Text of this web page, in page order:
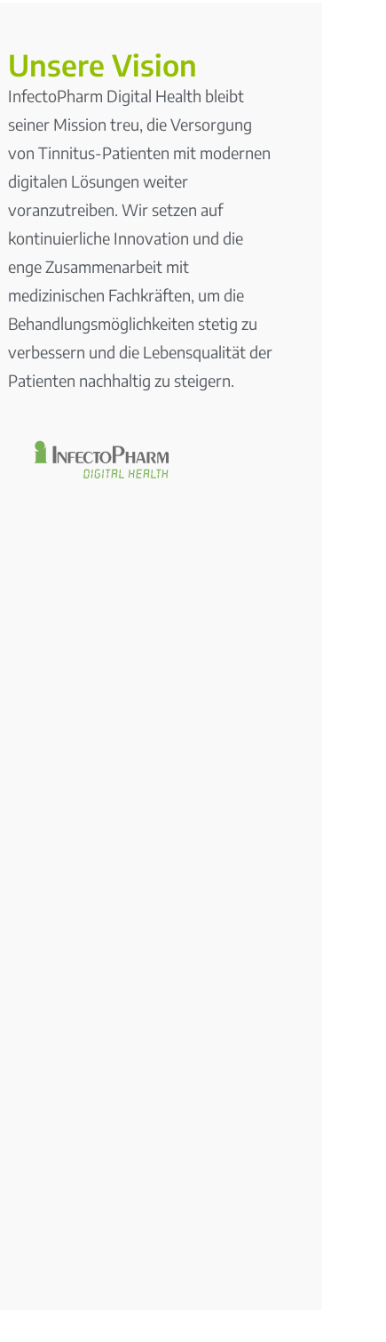
Unsere Vision
InfectoPharm Digital Health bleibt
seiner Mission treu, die Versorgung
von Tinnitus-Patienten mit modernen
digitalen Lösungen weiter
voranzutreiben. Wir setzen auf
kontinuierliche Innovation und die
enge Zusammenarbeit mit
medizinischen Fachkräften, um die
Behandlungsmöglichkeiten stetig zu
verbessern und die Lebensqualität der
Patienten nachhaltig zu steigern.